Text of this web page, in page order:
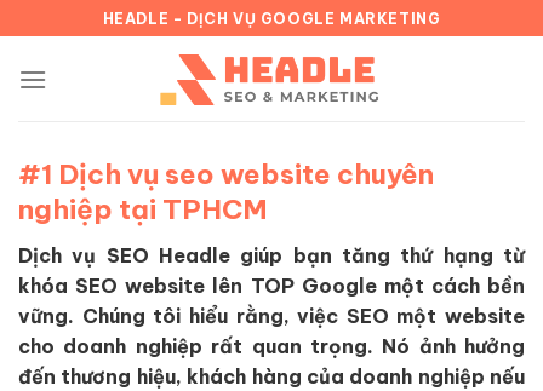
đến
nội
HEADLE - DỊCH VỤ GOOGLE MARKETING
#1 Dịch vụ seo website chuyên
nghiệp tại TPHCM
Dịch vụ SEO Headle giúp bạn tăng thứ hạng từ
khóa SEO website lên TOP Google một cách bền
vững. Chúng tôi hiểu rằng, việc SEO một website
cho doanh nghiệp rất quan trọng. Nó ảnh hưởng
đến thương hiệu, khách hàng của doanh nghiệp nếu